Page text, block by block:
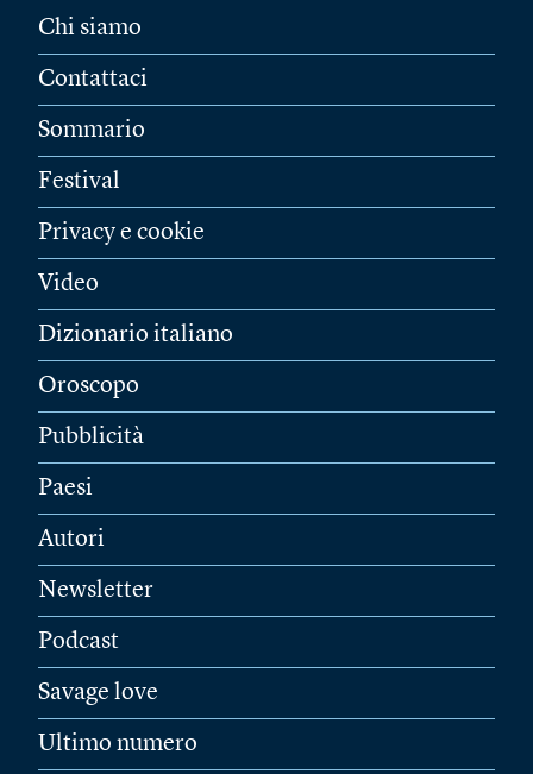
Chi siamo
Contattaci
Sommario
Festival
Privacy e cookie
Video
Dizionario italiano
Oroscopo
Pubblicità
Paesi
Autori
Newsletter
Podcast
Savage love
Ultimo numero